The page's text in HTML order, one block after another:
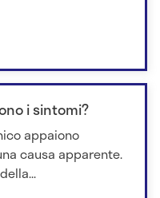
i sintomi?
appaiono
causa apparente.